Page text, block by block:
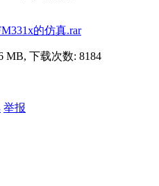
的仿真.rar
MB, 下载次数: 8184
举报